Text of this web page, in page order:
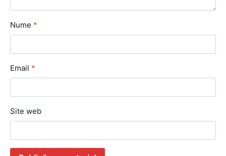
Nume *
Email *
Site web